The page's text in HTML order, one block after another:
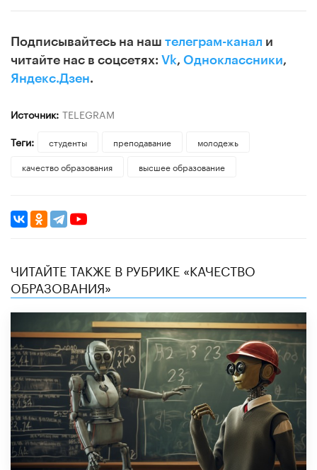
Подписывайтесь на наш телеграм-канал и
читайте нас в соцсетях: Vk, Одноклассники,
Яндекс.Дзен.
Источник: TELEGRAM
Теги:
студенты преподавание
молодежь
качество образования
высшее образование
ЧИТАЙТЕ ТАКЖЕ В РУБРИКЕ «КАЧЕСТВО
ОБРАЗОВАНИЯ»